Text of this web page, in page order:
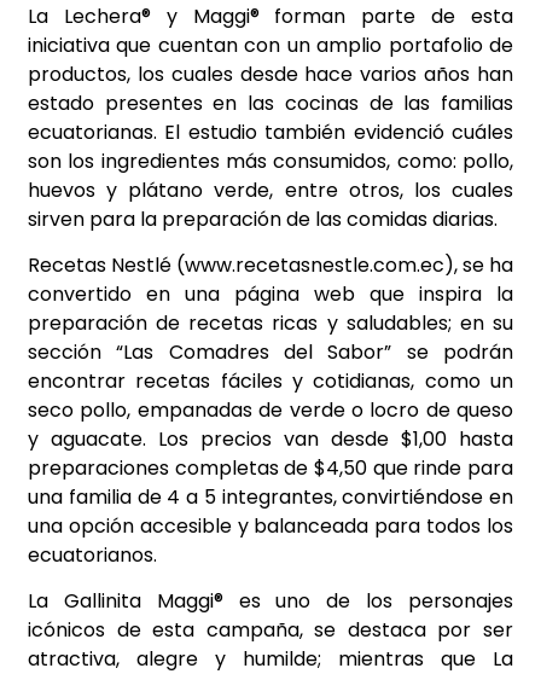
La Lechera® y Maggi® forman parte de esta
iniciativa que cuentan con un amplio portafolio de
productos, los cuales desde hace varios años han
estado presentes en las cocinas de las familias
ecuatorianas. El estudio también evidenció cuáles
son los ingredientes más consumidos, como: pollo,
huevos y plátano verde, entre otros, los cuales
sirven para la preparación de las comidas diarias.
Recetas Nestlé (www.recetasnestle.com.ec), se ha
convertido en una página web que inspira la
preparación de recetas ricas y saludables; en su
sección “Las Comadres del Sabor” se podrán
encontrar recetas fáciles y cotidianas, como un
seco pollo, empanadas de verde o locro de queso
y aguacate. Los precios van desde $1,00 hasta
preparaciones completas de $4,50 que rinde para
una familia de 4 a 5 integrantes, convirtiéndose en
una opción accesible y balanceada para todos los
ecuatorianos.
La Gallinita Maggi® es uno de los personajes
icónicos de esta campaña, se destaca por ser
atractiva, alegre y humilde; mientras que La